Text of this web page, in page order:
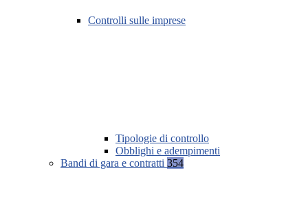
Controlli sulle imprese
Tipologie di controllo
Obblighi e adempimenti
Bandi di gara e contratti 354